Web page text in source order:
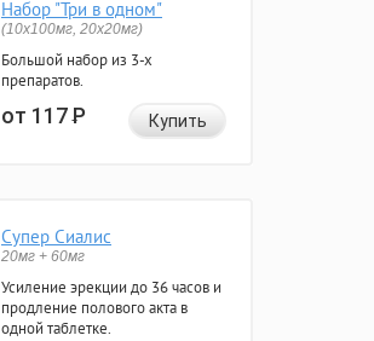
Набор "Три в одном"
(10x100мг, 20x20мг)
Большой набор из 3-х
препаратов.
от 117Р Купить
Супер Сиалис
20мг + 60мг
Усиление эрекции до 36 часов и
продление полового акта в
одной таблетке.